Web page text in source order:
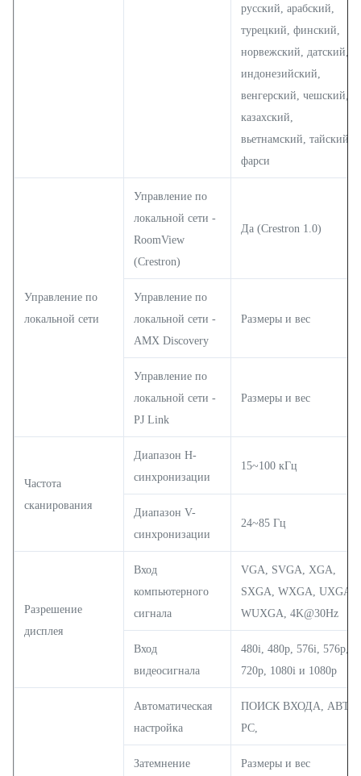
русский, арабский,
турецкий, финский,
норвежский, датский,
индонезийский,
венгерский, чешский,
казахский,
вьетнамский, тайский,
фарси
Управление по
локальной сети
Управление по
локальной сети -
RoomView
(Crestron)
Да (Crestron 1.0)
Управление по
локальной сети -
AMX Discovery
Размеры и вес
Управление по
локальной сети -
PJ Link
Размеры и вес
Частота
сканирования
Диапазон H-
синхронизации
15~100 кГц
Диапазон V-
синхронизации
24~85 Гц
Разрешение
дисплея
Вход
компьютерного
сигнала
VGA, SVGA, XGA,
SXGA, WXGA, UXGA,
WUXGA, 4K@30Hz
Вход
видеосигнала
480i, 480p, 576i, 576p,
720p, 1080i и 1080p
Автоматическая
настройка
ПОИСК ВХОДА, АВТО
PC,
Затемнение Размеры и вес